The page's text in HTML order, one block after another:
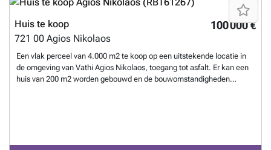
Elounda kunt u een auto huren, excursies naar verschillende
bestemmingen organiseren, of genieten van wandelen, klimmen en
vele interessante plekken verkennen. ID 748
Meer weten?
100 000 €
Huis te koop
721 00 Agios Nikolaos
Een vlak perceel van 4.000 m2 te koop op een uitstekende locatie in
de omgeving van Vathi Agios Nikolaos, toegang tot asfalt. Er kan een
huis van 200 m2 worden gebouwd en de bouwomstandigheden